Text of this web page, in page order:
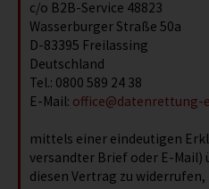
c/o B2B-Service 48823
Wasserburger Straße 50a
D-83395 Freilassing
Deutschland
Tel.: 0800 589 24 38
E-Mail:
mittels einer eindeutigen
versandter Brief oder E-Mail)
diesen Vertrag zu